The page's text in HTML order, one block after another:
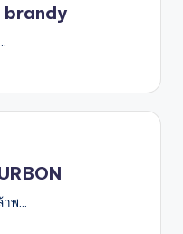
brandy
าพ…